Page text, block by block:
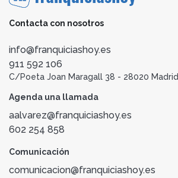
Contacta con nosotros
info@franquiciashoy.es
911 592 106
C/Poeta Joan Maragall 38 - 28020 Madrid
Agenda una llamada
aalvarez@franquiciashoy.es
602 254 858
Comunicación
comunicacion@franquiciashoy.es